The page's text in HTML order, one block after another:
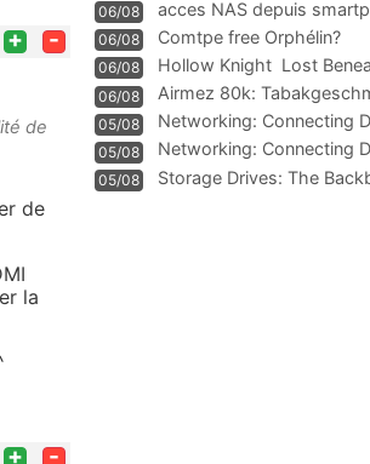
+ -
de
de
la
+ -
06/08 acces NAS depuis
06/08 Comtpe free Orphélin?
06/08 Hollow Knight  Lost
06/08
Airmez 80k:
Technologie und Leistung
05/08 Networking: Connecting
05/08
Networking: Connecting
Information
05/08
Storage Drives: The